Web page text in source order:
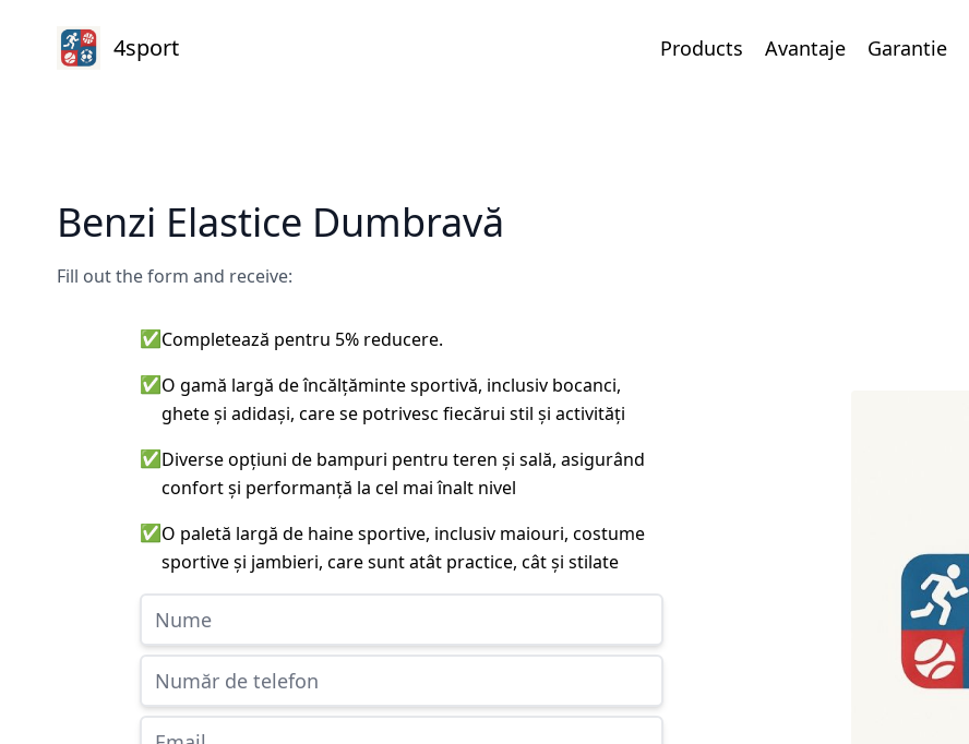
4sport Products Avantaje Garantie
Benzi Elastice Dumbravă
Fill out the form and receive:
✅Completează pentru 5% reducere.
✅O gamă largă de încălțăminte sportivă, inclusiv bocanci,
ghete și adidași, care se potrivesc fiecărui stil și activități
✅Diverse opțiuni de bampuri pentru teren și sală, asigurând
confort și performanță la cel mai înalt nivel
✅O paletă largă de haine sportive, inclusiv maiouri, costume
sportive și jambieri, care sunt atât practice, cât și stilate